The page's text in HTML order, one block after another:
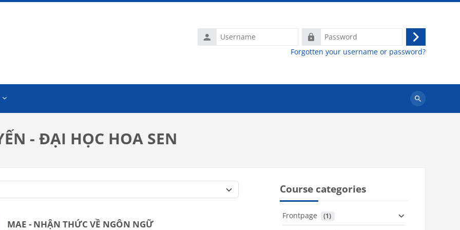
Username
Password
Log
in
Forgotten your username or password?
Search
- ĐẠI HỌC HOA SEN
MAE - NHẬN THỨC VỀ NGÔN NGỮ
Course categories
Frontpage (1)